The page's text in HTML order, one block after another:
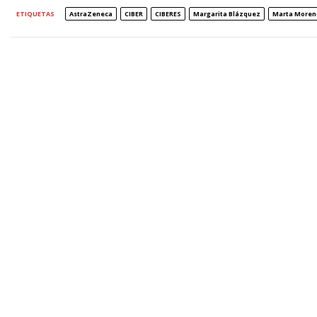
ETIQUETAS AstraZeneca CIBER CIBERES Margarita Blázquez Marta